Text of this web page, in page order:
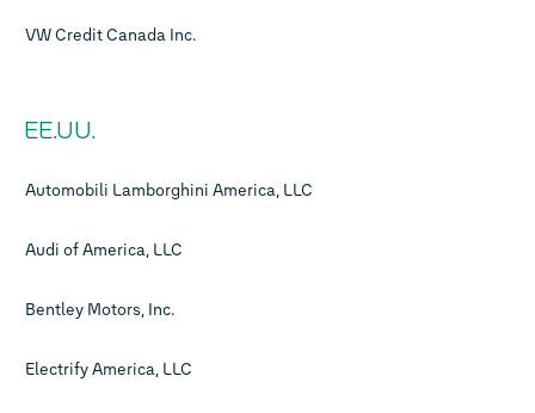
VW Credit Canada Inc.
EE.UU.
Automobili Lamborghini America, LLC
Audi of America, LLC
Bentley Motors, Inc.
Electrify America, LLC